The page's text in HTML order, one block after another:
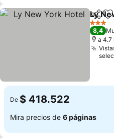
Ly
3
8,4
a 4.7
De $ 418.522
Mira precios de 6 páginas